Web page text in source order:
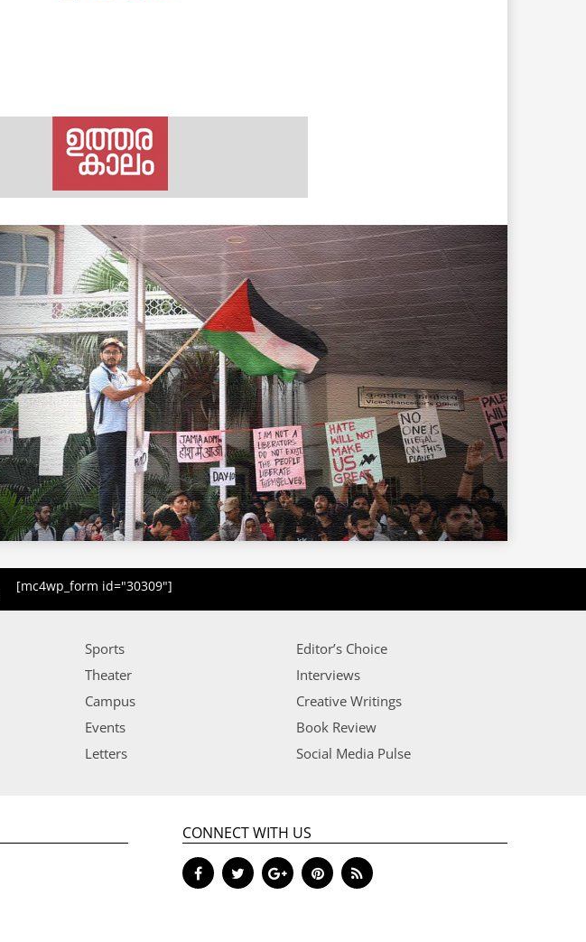
[mc4wp_form id="30309"]
Sports
Theater
Campus
Events
Letters
Editor’s Choice
Interviews
Creative Writings
Book Review
Social Media Pulse
CONNECT WITH US